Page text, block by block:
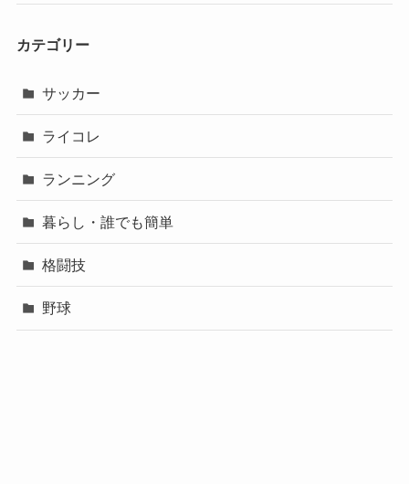
カテゴリー
サッカー
ライコレ
ランニング
暮らし・誰でも簡単
格闘技
野球